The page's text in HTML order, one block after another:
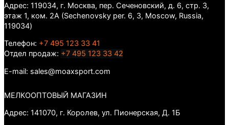
Адрес: 119034, г. Москва, пер. Сеченовский, д. 6, стр. 3,
этаж 1, ком. 2А (Sechenovsky per. 6, 3, Moscow, Russia,
119034)
Телефон: +7 495 123 33 41
Отдел продаж: +7 495 123 33 42
E-mail: sales@moaxsport.com
МЕЛКООПТОВЫЙ МАГАЗИН
Адрес: 141070, г. Королев, ул. Пионерская, Д. 1Б